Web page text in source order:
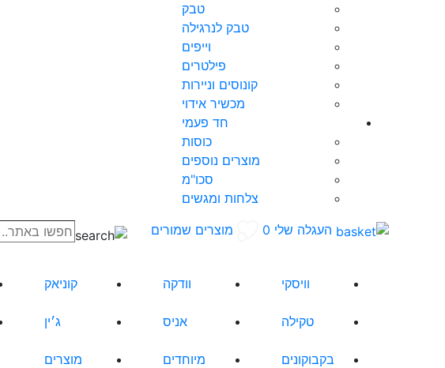
טבק
טבק לנרגילה
וייפים
פילטרים
קונוסים וניירות
מכשיר אידוי
חד פעמי
כוסות
מוצרים נוספים
סכו"מ
צלחות ומגשים
העגלה שלי 0 מוצרים שמורים
חפשו
וויסקי
וודקה קוניאק
טקילה אניס ג׳ין
בקבוקונים מיוחדים
מוצרים